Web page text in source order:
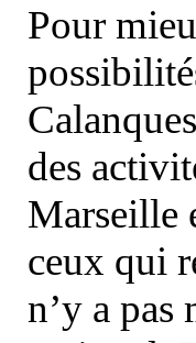
Pour
des
Marseille
ceux qui
n’y a pas